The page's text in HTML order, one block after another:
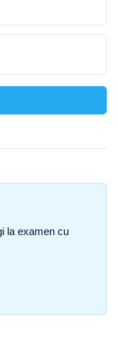
la examen cu